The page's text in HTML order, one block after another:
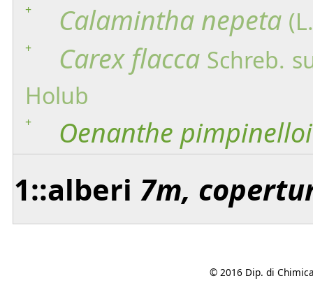
+ Calamintha nepeta
+ Carex flacca Schreb.
Holub
+ Oenanthe
1::alberi 7m,
© 2016 Dip. di